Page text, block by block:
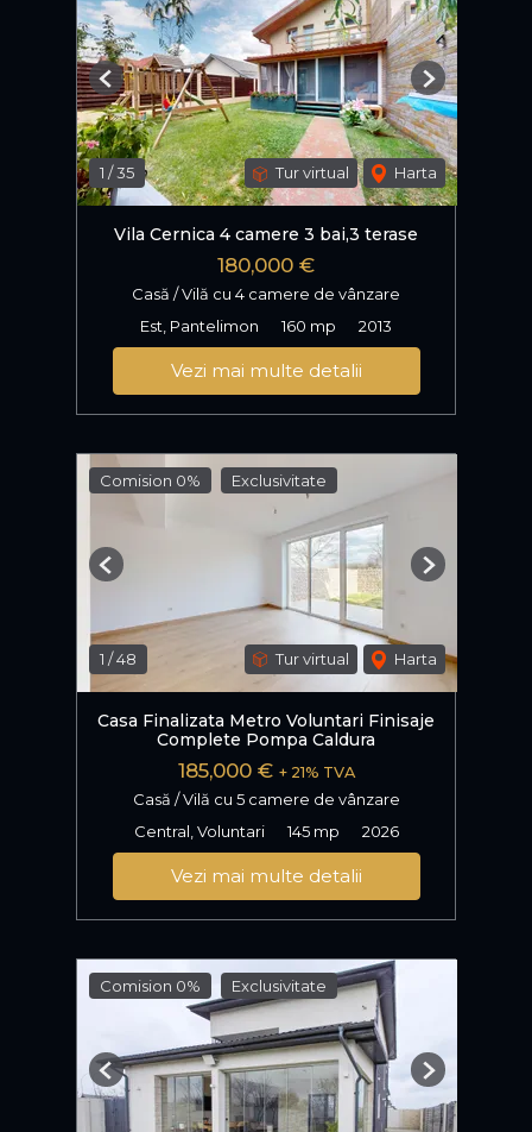
1 /35 Tur virtual Harta
Previous Next
Vila Cernica 4 camere 3 bai,3 terase
180,000 €
Casă / Vilă cu 4 camere de vânzare
Est, Pantelimon
160 mp 2013
Vezi mai multe detalii
Comision 0% Exclusivitate
1 /48 Tur virtual Harta
Previous Next
Casa Finalizata Metro Voluntari Finisaje
Complete Pompa Caldura
185,000 € + 21% TVA
Casă / Vilă cu 5 camere de vânzare
Central, Voluntari
145 mp 2026
Vezi mai multe detalii
Comision 0% Exclusivitate
Previous Next